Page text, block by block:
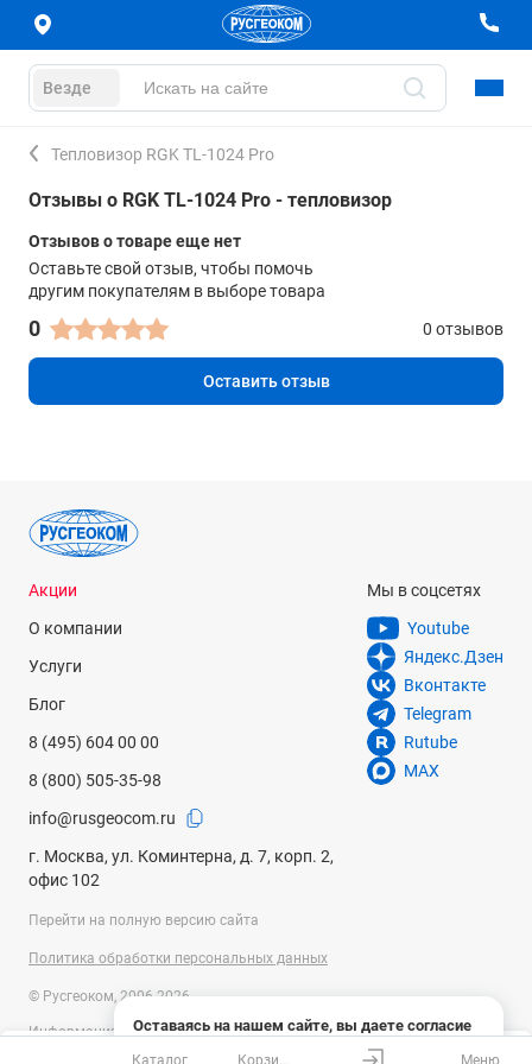
Везде
Тепловизор RGK TL-1024 Pro
Отзывы о RGK TL-1024 Pro - тепловизор
Отзывов о товаре еще нет
Оставьте свой отзыв, чтобы помочь
другим покупателям в выборе товара
0 0 отзывов
Оставить отзыв
Оставаясь на нашем сайте, вы даете согласие
на использование файлов cookies и сбор данных
Акции
О компании
Услуги
Блог
8 (495) 604 00 00
8 (800) 505-35-98
info@rusgeocom.ru
г. Москва, ул. Коминтерна, д. 7, корп. 2,
офис 102
Мы в соцсетях
Youtube
Яндекс.Дзен
Вконтакте
Telegram
Rutube
MAX
Перейти на полную версию сайта
Политика обработки персональных данных
© Русгеоком, 2006-2026
Информация на сайте носит справочный характер и не является
публичной офертой, определяемой положениями Статьи 437
Каталог Меню